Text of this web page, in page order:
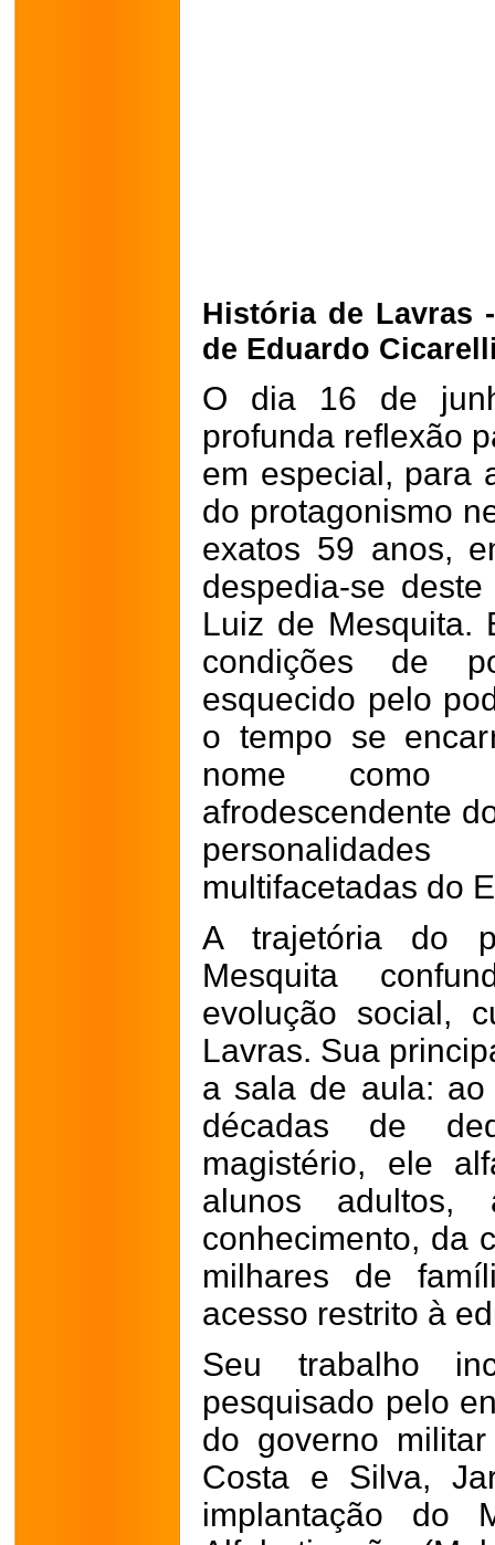
História de Lavras
de Eduardo
O dia 16 de
profunda reflexão
em especial, para
do protagonismo
exatos 59 anos,
despedia-se
Luiz de Mesquita.
condições de
esquecido pelo
o tempo se
nome como
afrodescendente
multifacetadas do
A trajetória do
Mesquita
evolução social,
Lavras. Sua
a sala de aula:
décadas de
magistério, ele
alunos
conhecimento, da
milhares de
acesso restrito à
Seu trabalho
pesquisado pelo
do governo
Costa e Silva,
implantação do